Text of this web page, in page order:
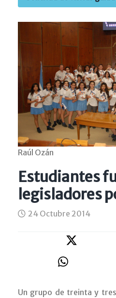
Raúl Ozán
Estudiantes
legisladores
24 Octubre 2014
Un grupo de treinta y